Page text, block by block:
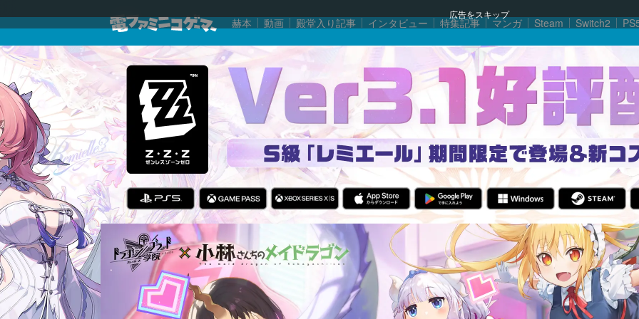
広告をスキップ
赫本 動画 殿堂入り記事 インタビュー 特集記事 マンガ Steam Switch2